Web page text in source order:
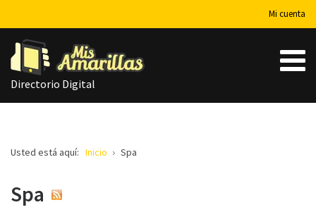
Mi cuenta
Directorio Digital
Usted está aquí: Inicio Spa
Spa